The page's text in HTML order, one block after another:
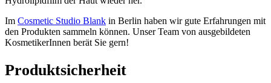
Im Cosmetic Studio Blank in Berlin haben wir gute Erfahrungen mit
den Produkten sammeln können. Unser Team von ausgebildeten
KosmetikerInnen berät Sie gern!
Produktsicherheit